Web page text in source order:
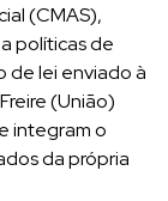
(CMAS),
políticas de
de lei enviado à
(União)
integram o
da própria